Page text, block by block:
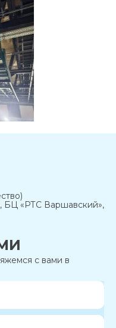
БЦ «РТС Варшавский»,
с вами в